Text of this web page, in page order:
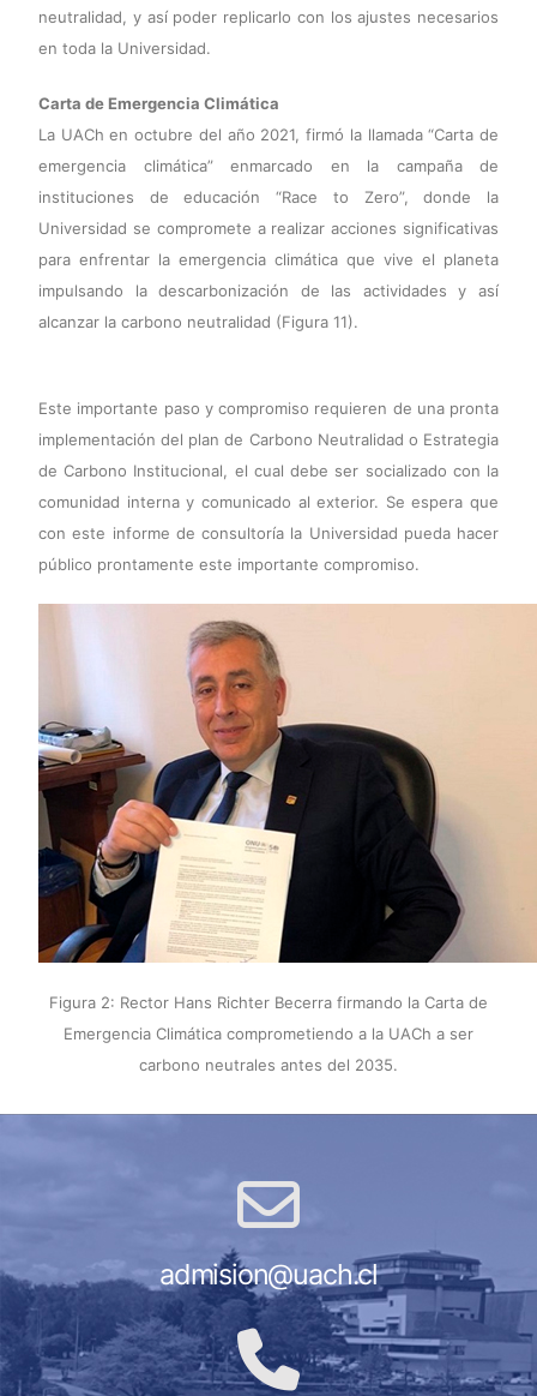
neutralidad, y así poder replicarlo con los ajustes necesarios
en toda la Universidad.
Carta de Emergencia Climática
La UACh en octubre del año 2021, firmó la llamada “Carta de
emergencia climática” enmarcado en la campaña de
instituciones de educación “Race to Zero”, donde la
Universidad se compromete a realizar acciones significativas
para enfrentar la emergencia climática que vive el planeta
impulsando la descarbonización de las actividades y así
alcanzar la carbono neutralidad (Figura 11).
Este importante paso y compromiso requieren de una pronta
implementación del plan de Carbono Neutralidad o Estrategia
de Carbono Institucional, el cual debe ser socializado con la
comunidad interna y comunicado al exterior. Se espera que
con este informe de consultoría la Universidad pueda hacer
público prontamente este importante compromiso.
Figura 2: Rector Hans Richter Becerra firmando la Carta de
Emergencia Climática comprometiendo a la UACh a ser
carbono neutrales antes del 2035.
admision@uach.cl